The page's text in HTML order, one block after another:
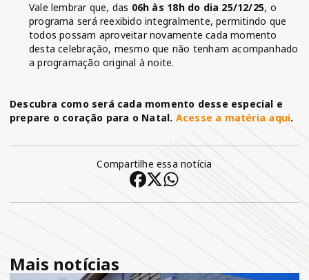
Vale lembrar que, das 06h às 18h do dia 25/12/25, o
programa será reexibido integralmente, permitindo que
todos possam aproveitar novamente cada momento
desta celebração, mesmo que não tenham acompanhado
a programação original à noite.
Descubra como será cada momento desse especial e
prepare o coração para o Natal. Acesse a matéria aqui.
Compartilhe essa notícia
Mais notícias